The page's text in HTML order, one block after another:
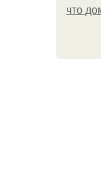
что